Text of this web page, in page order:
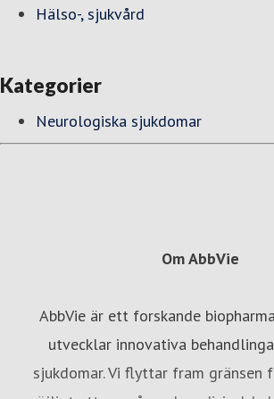
Hälso-, sjukvård
Kategorier
Neurologiska sjukdomar
Om AbbVie
AbbVie är ett forskande
utvecklar innovativa
sjukdomar. Vi flyttar fram gränsen